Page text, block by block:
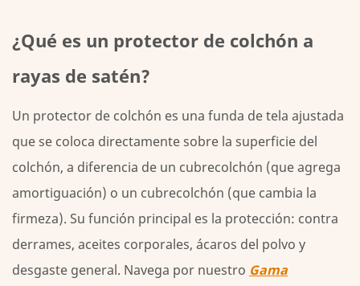
parece
La
del
colchón
que
importa:
higiene,
alérgenos
y
longevidad
¿Qué es un protector de colchón a
rayas de satén?
Un protector de colchón es una funda de tela ajustada
que se coloca directamente sobre la superficie del
colchón, a diferencia de un cubrecolchón (que agrega
amortiguación) o un cubrecolchón (que cambia la
firmeza). Su función principal es la protección: contra
derrames, aceites corporales, ácaros del polvo y
desgaste general. Navega por nuestro Gama